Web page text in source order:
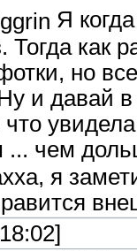
Я
Тогда
но
и давай
... чем
я